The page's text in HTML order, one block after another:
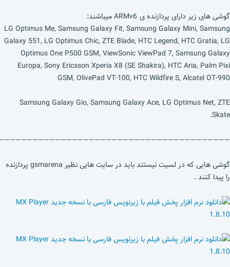
گوشی های زیر دارای پردازنده ی ARMv6 میباشند:
LG Optimus Me, Samsung Galaxy Fit, Samsung Galaxy Mini, Samsung
Galaxy 551, LG Optimus Chic, ZTE Blade, HTC Legend, HTC Gratia, LG
Optimus One P500 GSM, ViewSonic ViewPad 7, Samsung Galaxy
Europa, Sony Ericsson Xperia X8 (SE Shakira), HTC Aria, Palm Pixi
GSM, OlivePad VT-100, HTC Wildfire S, Alcatel OT-990
Samsung Galaxy Gio, Samsung Galaxy Ace, LG Optimus Net, ZTE
Skate.
گوشی هایی که در لسیت نیستند باید در سایت هایی نظیر gsmarena پردازنده
را پیدا کنند .